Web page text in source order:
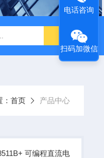
频谱分析仪 艾睿光电
首页 产品中心
电话咨询
扫码加微信